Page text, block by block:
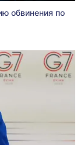
обвинения по